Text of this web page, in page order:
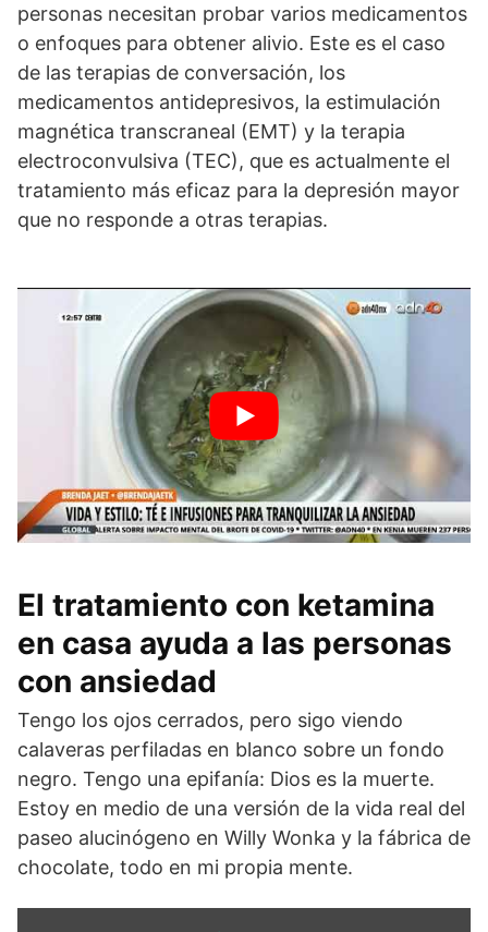
personas necesitan probar varios medicamentos
o enfoques para obtener alivio. Este es el caso
de las terapias de conversación, los
medicamentos antidepresivos, la estimulación
magnética transcraneal (EMT) y la terapia
electroconvulsiva (TEC), que es actualmente el
tratamiento más eficaz para la depresión mayor
que no responde a otras terapias.
El tratamiento con ketamina
en casa ayuda a las personas
con ansiedad
Tengo los ojos cerrados, pero sigo viendo
calaveras perfiladas en blanco sobre un fondo
negro. Tengo una epifanía: Dios es la muerte.
Estoy en medio de una versión de la vida real del
paseo alucinógeno en Willy Wonka y la fábrica de
chocolate, todo en mi propia mente.